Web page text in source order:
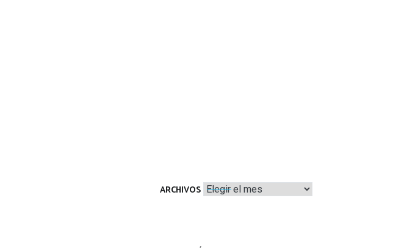
ARCHIVOS Archivos